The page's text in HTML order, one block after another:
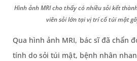
Hình ảnh MRI cho thấy có nhiều sỏi kết
viên sỏi lớn tại vị trí cổ túi mật
Qua hình ảnh MRI, bác sĩ đã chẩn
tính do sỏi túi mật, bệnh nhân